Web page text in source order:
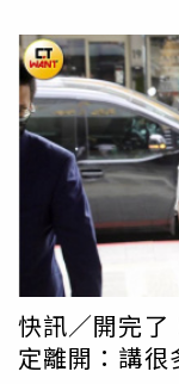
快訊／開完
定離開：講很